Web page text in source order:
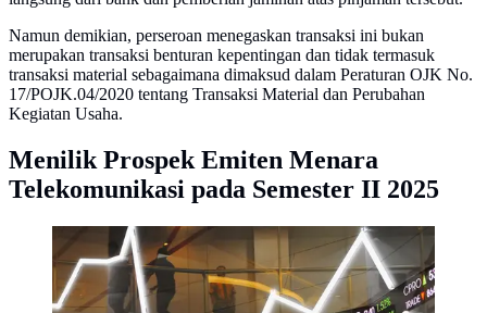
Namun demikian, perseroan menegaskan transaksi ini bukan
merupakan transaksi benturan kepentingan dan tidak termasuk
transaksi material sebagaimana dimaksud dalam Peraturan OJK No.
17/POJK.04/2020 tentang Transaksi Material dan Perubahan
Kegiatan Usaha.
Menilik Prospek Emiten Menara
Telekomunikasi pada Semester II 2025
Suasana pergerakan saham di Bursa Efek Indonesia,
Jakarta, Jumat (10/2). (Liputan6.com/Angga Yuniar)